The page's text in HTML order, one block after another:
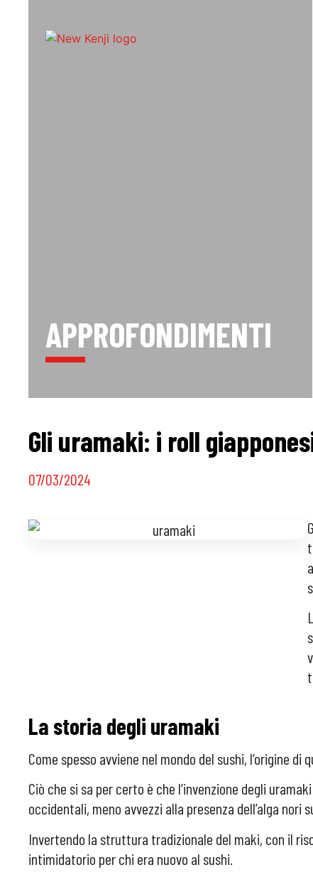
APPROFONDIMENTI
Gli uramaki: i roll
07/03/2024
La storia degli uramaki
Come spesso avviene nel mondo del sushi, l’origine
Ciò che si sa per certo è che l’invenzione degli
occidentali, meno avvezzi alla presenza dell’alga nori
Invertendo la struttura tradizionale del maki, con il
intimidatorio per chi era nuovo al sushi.